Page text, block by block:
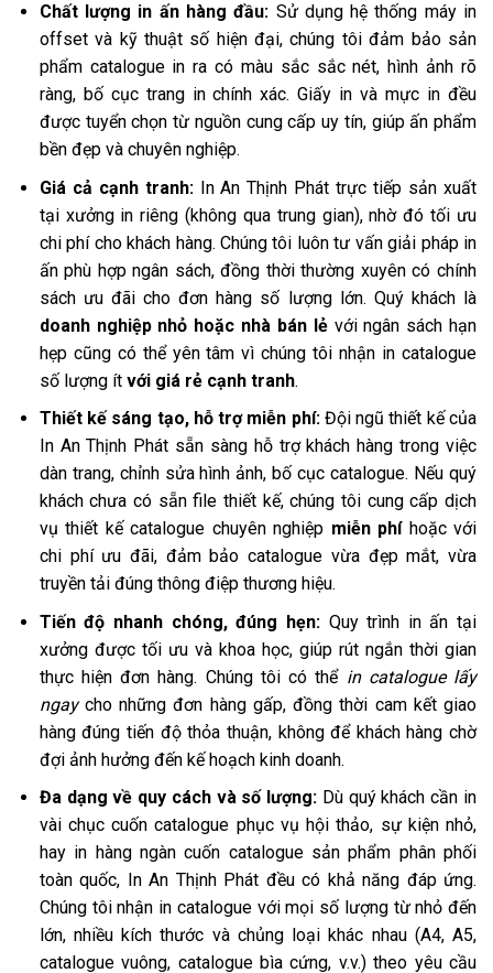
Chất lượng in ấn hàng đầu: Sử dụng hệ thống máy in
offset và kỹ thuật số hiện đại, chúng tôi đảm bảo sản
phẩm catalogue in ra có màu sắc sắc nét, hình ảnh rõ
ràng, bố cục trang in chính xác. Giấy in và mực in đều
được tuyển chọn từ nguồn cung cấp uy tín, giúp ấn phẩm
bền đẹp và chuyên nghiệp.
Giá cả cạnh tranh:In An Thịnh Phát trực tiếp sản xuất
tại xưởng in riêng (không qua trung gian), nhờ đó tối ưu
chi phí cho khách hàng. Chúng tôi luôn tư vấn giải pháp in
ấn phù hợp ngân sách, đồng thời thường xuyên có chính
sách ưu đãi cho đơn hàng số lượng lớn. Quý khách là
doanh nghiệp nhỏ hoặc nhà bán lẻvới ngân sách hạn
hẹp cũng có thể yên tâm vì chúng tôi nhận in catalogue
số lượng ít với giá rẻ cạnh tranh.
Thiết kế sáng tạo, hỗ trợ miễn phí:Đội ngũ thiết kế của
In An Thịnh Phát sẵn sàng hỗ trợ khách hàng trong việc
dàn trang, chỉnh sửa hình ảnh, bố cục catalogue. Nếu quý
khách chưa có sẵn file thiết kế, chúng tôi cung cấp dịch
vụ thiết kế catalogue chuyên nghiệp miễn phíhoặc với
chi phí ưu đãi, đảm bảo catalogue vừa đẹp mắt, vừa
truyền tải đúng thông điệp thương hiệu.
Tiến độ nhanh chóng, đúng hẹn:Quy trình in ấn tại
xưởng được tối ưu và khoa học, giúp rút ngắn thời gian
thực hiện đơn hàng. Chúng tôi có thể in catalogue lấy
ngaycho những đơn hàng gấp, đồng thời cam kết giao
hàng đúng tiến độ thỏa thuận, không để khách hàng chờ
đợi ảnh hưởng đến kế hoạch kinh doanh.
Đa dạng về quy cách và số lượng: Dù quý khách cần in
vài chục cuốn catalogue phục vụ hội thảo, sự kiện nhỏ,
hay in hàng ngàn cuốn catalogue sản phẩm phân phối
toàn quốc, In An Thịnh Phát đều có khả năng đáp ứng.
Chúng tôi nhận in catalogue với mọi số lượng từ nhỏ đến
lớn, nhiều kích thước và chủng loại khác nhau (A4, A5,
catalogue vuông, catalogue bìa cứng, v.v.) theo yêu cầu